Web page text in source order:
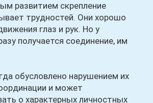
развитием скрепление
трудностей. Они хорошо
глаз и рук. Но у
получается соединение, им
обусловлено нарушением их
и может
о характерных личностных